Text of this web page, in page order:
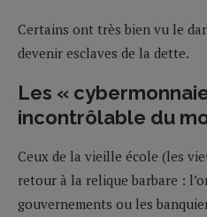
Certains ont très bien vu le
devenir esclaves de la dette.
Les «
incontrôlable du
Ceux de la vieille école (les
retour à la relique barbare :
gouvernements ou les